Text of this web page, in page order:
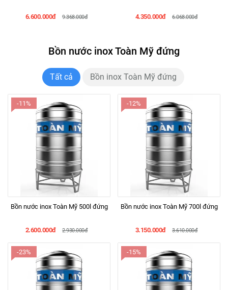
6.600.000đ 9.368.000đ 4.350.000đ 6.068.000đ
Bồn nước inox Toàn Mỹ đứng
Tất cả Bồn inox Toàn Mỹ đứng
-11%
Bồn nước inox Toàn Mỹ 500l đứng
2.600.000đ 2.930.000đ
-12%
Bồn nước inox Toàn Mỹ 700l đứng
3.150.000đ 3.610.000đ
-23% -15%